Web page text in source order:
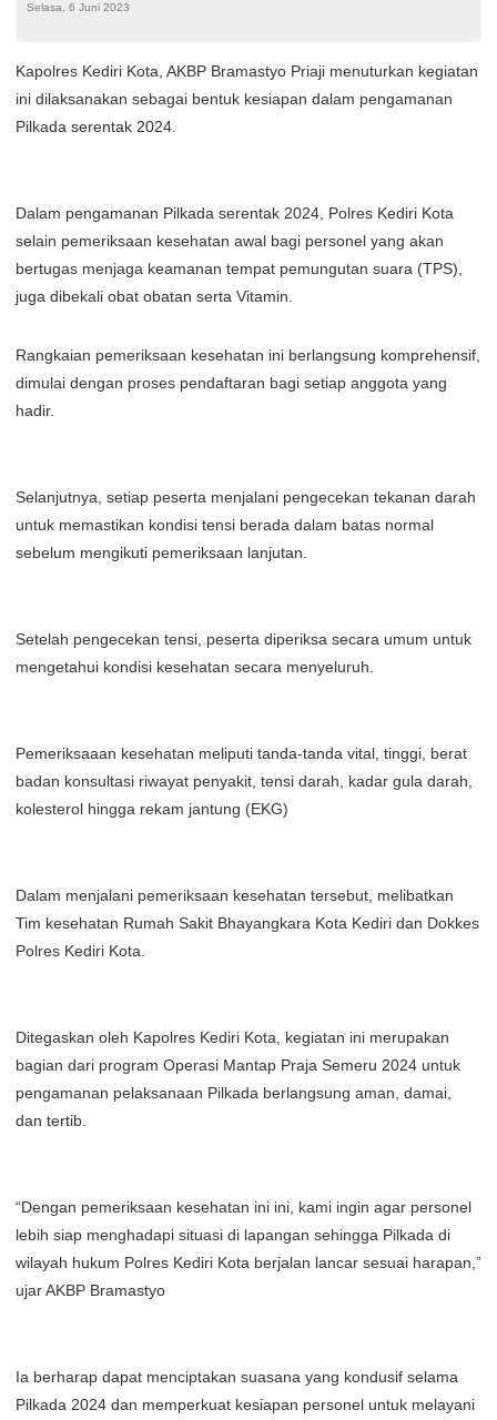
Selasa, 6 Juni 2023
Kapolres Kediri Kota, AKBP Bramastyo Priaji menuturkan kegiatan
ini dilaksanakan sebagai bentuk kesiapan dalam pengamanan
Pilkada serentak 2024.
Dalam pengamanan Pilkada serentak 2024, Polres Kediri Kota
selain pemeriksaan kesehatan awal bagi personel yang akan
bertugas menjaga keamanan tempat pemungutan suara (TPS),
juga dibekali obat obatan serta Vitamin.
Rangkaian pemeriksaan kesehatan ini berlangsung komprehensif,
dimulai dengan proses pendaftaran bagi setiap anggota yang
hadir.
Selanjutnya, setiap peserta menjalani pengecekan tekanan darah
untuk memastikan kondisi tensi berada dalam batas normal
sebelum mengikuti pemeriksaan lanjutan.
Setelah pengecekan tensi, peserta diperiksa secara umum untuk
mengetahui kondisi kesehatan secara menyeluruh.
Pemeriksaaan kesehatan meliputi tanda-tanda vital, tinggi, berat
badan konsultasi riwayat penyakit, tensi darah, kadar gula darah,
kolesterol hingga rekam jantung (EKG)
Dalam menjalani pemeriksaan kesehatan tersebut, melibatkan
Tim kesehatan Rumah Sakit Bhayangkara Kota Kediri dan Dokkes
Polres Kediri Kota.
Ditegaskan oleh Kapolres Kediri Kota, kegiatan ini merupakan
bagian dari program Operasi Mantap Praja Semeru 2024 untuk
pengamanan pelaksanaan Pilkada berlangsung aman, damai,
dan tertib.
“Dengan pemeriksaan kesehatan ini ini, kami ingin agar personel
lebih siap menghadapi situasi di lapangan sehingga Pilkada di
wilayah hukum Polres Kediri Kota berjalan lancar sesuai harapan,”
ujar AKBP Bramastyo
Ia berharap dapat menciptakan suasana yang kondusif selama
Pilkada 2024 dan memperkuat kesiapan personel untuk melayani